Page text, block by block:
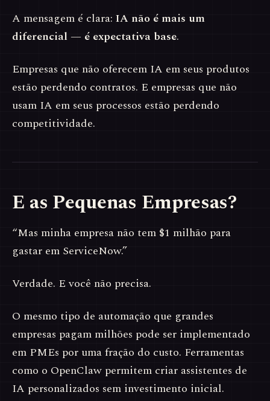
A mensagem é clara: IA não é mais um
diferencial — é expectativa base.
Empresas que não oferecem IA em seus produtos
estão perdendo contratos. E empresas que não
usam IA em seus processos estão perdendo
competitividade.
E as Pequenas Empresas?
“Mas minha empresa não tem $1 milhão para
gastar em ServiceNow.”
Verdade. E você não precisa.
O mesmo tipo de automação que grandes
empresas pagam milhões pode ser implementado
em PMEs por uma fração do custo. Ferramentas
como o OpenClaw permitem criar assistentes de
IA personalizados sem investimento inicial.